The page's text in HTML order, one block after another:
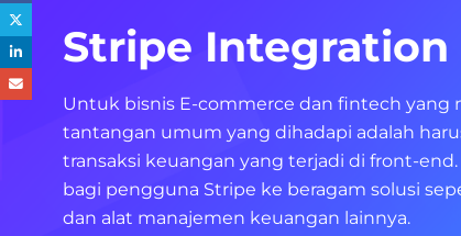
Stripe Integration
Untuk bisnis E-commerce dan fintech yang
tantangan umum yang dihadapi adalah
transaksi keuangan yang terjadi di front-
bagi pengguna Stripe ke beragam solusi
dan alat manajemen keuangan lainnya.